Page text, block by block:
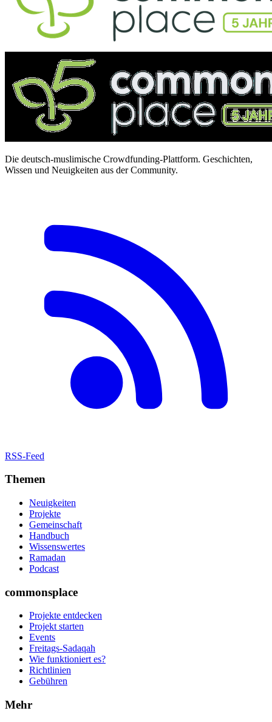
Die deutsch-muslimische Crowdfunding-Plattform. Geschichten,
Wissen und Neuigkeiten aus der Community.
RSS-Feed
Themen
Neuigkeiten
Projekte
Gemeinschaft
Handbuch
Wissenswertes
Ramadan
Podcast
commonsplace
Projekte entdecken
Projekt starten
Events
Freitags-Sadaqah
Wie funktioniert es?
Richtlinien
Gebühren
Mehr